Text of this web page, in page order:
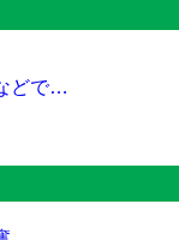
どで…